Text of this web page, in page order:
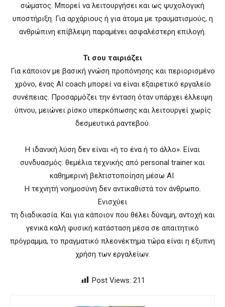
σώματος. Μπορεί να λειτουργήσει και ως ψυχολογική
υποστήριξη. Για αρχάριους ή για άτομα με τραυματισμούς, η
ανθρώπινη επίβλεψη παραμένει ασφαλέστερη επιλογή.
Τι σου ταιριάζει
Για κάποιον με βασική γνώση προπόνησης και περιορισμένο
χρόνο, ένας AI coach μπορεί να είναι εξαιρετικό εργαλείο
συνέπειας. Προσαρμόζει την ένταση όταν υπάρχει έλλειψη
ύπνου, μειώνει ρίσκο υπερκόπωσης και λειτουργεί χωρίς
δεσμευτικά ραντεβού.
Η ιδανική λύση δεν είναι «ή το ένα ή το άλλο». Είναι
συνδυασμός: θεμέλια τεχνικής από personal trainer και
καθημερινή βελτιστοποίηση μέσω AI.
Η τεχνητή νοημοσύνη δεν αντικαθιστά τον άνθρωπο.
Ενισχύει
τη διαδικασία. Και για κάποιον που θέλει δύναμη, αντοχή και
γενικά καλή φυσική κατάσταση μέσα σε απαιτητικό
πρόγραμμα, το πραγματικό πλεονέκτημα τώρα είναι η έξυπνη
χρήση των εργαλείων.
Post Views: 211